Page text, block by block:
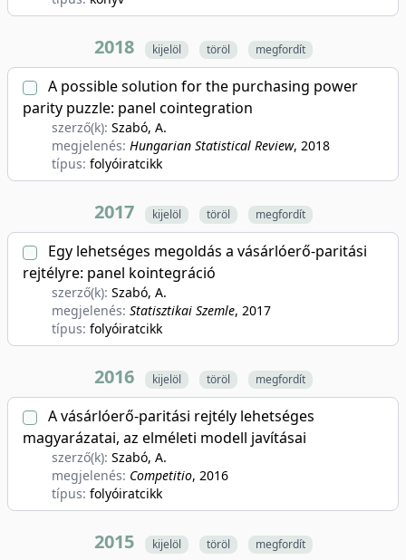
2018 kijelöl töröl megfordít
A possible solution for the purchasing power
parity puzzle: panel cointegration
szerző(k): Szabó, A.
megjelenés: Hungarian Statistical Review, 2018
típus: folyóiratcikk
2017 kijelöl töröl megfordít
Egy lehetséges megoldás a vásárlóerő-paritási
rejtélyre: panel kointegráció
szerző(k): Szabó, A.
megjelenés: Statisztikai Szemle, 2017
típus: folyóiratcikk
2016 kijelöl töröl megfordít
A vásárlóerő-paritási rejtély lehetséges
magyarázatai, az elméleti modell javításai
szerző(k): Szabó, A.
megjelenés: Competitio, 2016
típus: folyóiratcikk
2015 kijelöl töröl megfordít